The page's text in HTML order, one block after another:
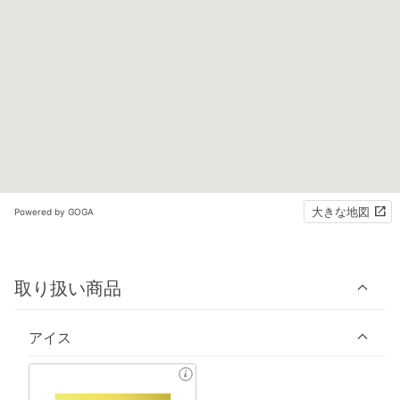
Powered by GOGA 大きな地図
取り扱い商品
アイス